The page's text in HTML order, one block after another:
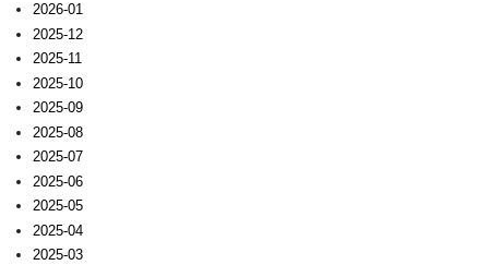
2026-01
2025-12
2025-11
2025-10
2025-09
2025-08
2025-07
2025-06
2025-05
2025-04
2025-03